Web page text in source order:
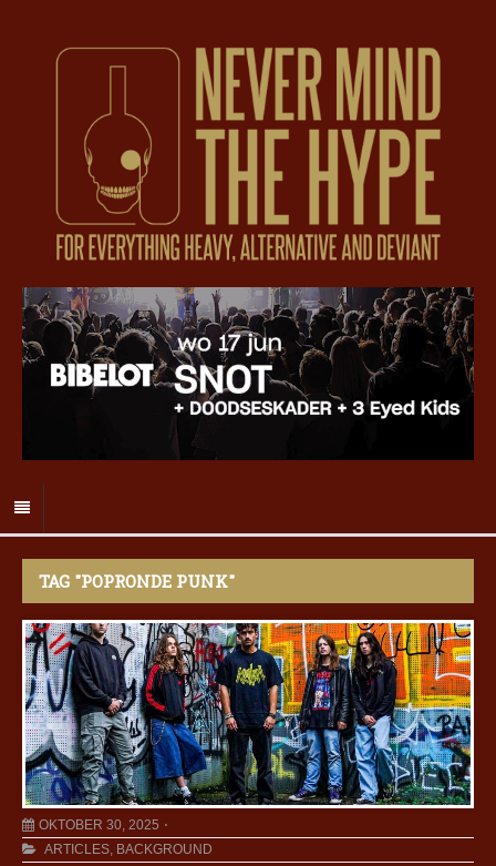
TAG "POPRONDE PUNK"
OKTOBER 30, 2025
ARTICLES, BACKGROUND